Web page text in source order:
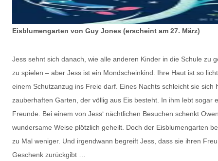
Eisblumengarten von Guy Jones (erscheint am 27. März)
Jess sehnt sich danach, wie alle anderen Kinder in die Schule zu
zu spielen – aber Jess ist ein Mondscheinkind. Ihre Haut ist so
einem Schutzanzug ins Freie darf. Eines Nachts schleicht sie
zauberhaften Garten, der völlig aus Eis besteht. In ihm lebt sogar
Freunde. Bei einem von Jess‘ nächtlichen Besuchen schenkt
wundersame Weise plötzlich geheilt. Doch der Eisblumengarten
zu Mal weniger. Und irgendwann begreift Jess, dass sie ihren
Geschenk zurückgibt …